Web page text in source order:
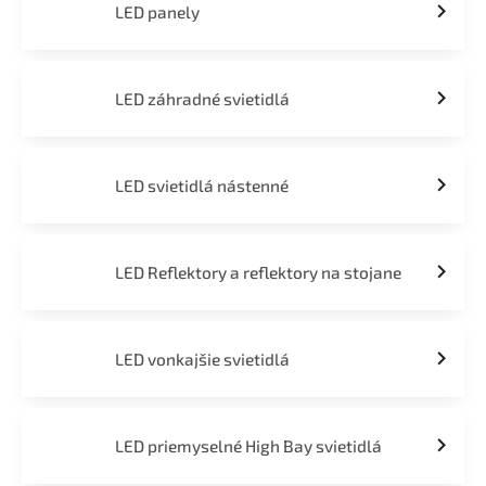
LED panely
LED záhradné svietidlá
LED svietidlá nástenné
LED Reflektory a reflektory na stojane
LED vonkajšie svietidlá
LED priemyselné High Bay svietidlá